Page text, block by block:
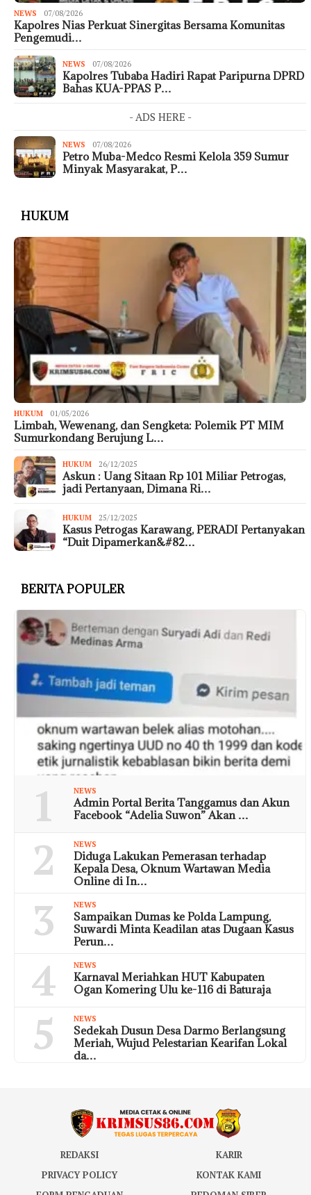
NEWS 07/08/2026
Kapolres Nias Perkuat Sinergitas Bersama Komunitas
Pengemudi…
NEWS 07/08/2026
Kapolres Tubaba Hadiri Rapat Paripurna DPRD
Bahas KUA-PPAS P…
- ADS HERE -
NEWS 07/08/2026
Petro Muba-Medco Resmi Kelola 359 Sumur
Minyak Masyarakat, P…
HUKUM
HUKUM 01/05/2026
Limbah, Wewenang, dan Sengketa: Polemik PT MIM
Sumurkondang Berujung L…
HUKUM 26/12/2025
Askun : Uang Sitaan Rp 101 Miliar Petrogas,
jadi Pertanyaan, Dimana Ri…
HUKUM 25/12/2025
Kasus Petrogas Karawang, PERADI Pertanyakan
“Duit Dipamerkan&#82…
BERITA POPULER
1 NEWS
Admin Portal Berita Tanggamus dan Akun
Facebook “Adelia Suwon” Akan …
2 NEWS
Diduga Lakukan Pemerasan terhadap
Kepala Desa, Oknum Wartawan Media
Online di In…
3 NEWS
Sampaikan Dumas ke Polda Lampung,
Suwardi Minta Keadilan atas Dugaan Kasus
Perun…
4 NEWS
Karnaval Meriahkan HUT Kabupaten
Ogan Komering Ulu ke-116 di Baturaja
5 NEWS
Sedekah Dusun Desa Darmo Berlangsung
Meriah, Wujud Pelestarian Kearifan Lokal
da…
REDAKSI
KARIR
PRIVACY POLICY
KONTAK KAMI